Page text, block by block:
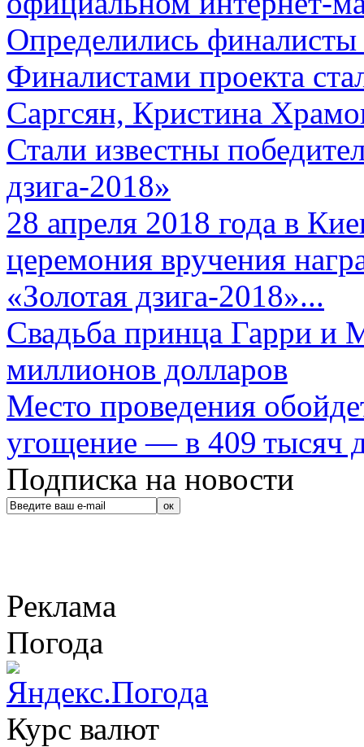
Определились
Финалистами проекта
Саргсян, Кристина
Стали известны
дзига-2018»
28 апреля 2018 года в
церемония вручения
«Золотая дзига-2018»...
Свадьба принца Гарри и
миллионов долларов
Место проведения
угощение — в 409 тысяч
Подписка на новости
Реклама
Погода
Курс валют